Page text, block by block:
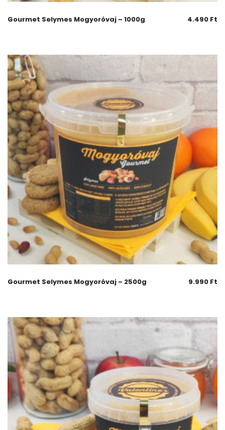
Gourmet Selymes Mogyoróvaj – 1000g 4.490 Ft
Gourmet Selymes Mogyoróvaj – 2500g 9.990 Ft